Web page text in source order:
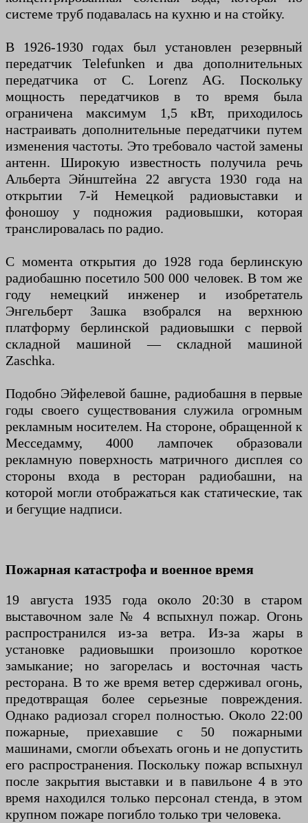
системе труб подавалась на кухню и на стойку.
В 1926-1930 годах был установлен резервный
передатчик Telefunken и два дополнительных
передатчика от C. Lorenz AG. Поскольку
мощность передатчиков в то время была
ограничена максимум 1,5 кВт, приходилось
настраивать дополнительные передатчики путем
изменения частоты. Это требовало частой замены
антенн. Широкую известность получила речь
Альберта Эйнштейна 22 августа 1930 года на
открытии 7-й Немецкой радиовыставки и
фоношоу у подножия радиовышки, которая
транслировалась по радио.
С момента открытия до 1928 года берлинскую
радиобашню посетило 500 000 человек. В том же
году немецкий инженер и изобретатель
Энгельберт Зашка взобрался на верхнюю
платформу берлинской радиовышки с первой
складной машиной — складной машиной
Zaschka.
Подобно Эйфелевой башне, радиобашня в первые
годы своего существования служила огромным
рекламным носителем. На стороне, обращенной к
Месседамму, 4000 лампочек образовали
рекламную поверхность матричного дисплея со
стороны входа в ресторан радиобашни, на
которой могли отображаться как статические, так
и бегущие надписи.
Пожарная катастрофа и военное время
19 августа 1935 года около 20:30 в старом
выставочном зале № 4 вспыхнул пожар. Огонь
распространился из-за ветра. Из-за жары в
установке радиовышки произошло короткое
замыкание; но загорелась и восточная часть
ресторана. В то же время ветер сдерживал огонь,
предотвращая более серьезные повреждения.
Однако радиозал сгорел полностью. Около 22:00
пожарные, приехавшие с 50 пожарными
машинами, смогли объехать огонь и не допустить
его распространения. Поскольку пожар вспыхнул
после закрытия выставки и в павильоне 4 в это
время находился только персонал стенда, в этом
крупном пожаре погибло только три человека.